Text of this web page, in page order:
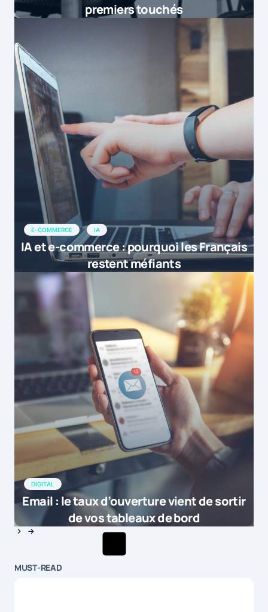
premiers touchés
E-COMMERCE IA
IA et e-commerce : pourquoi les Français
restent méfiants
DIGITAL
Email : le taux d’ouverture vient de sortir
de vos tableaux de bord
MUST-READ